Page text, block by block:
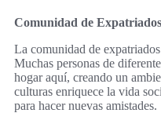
Comunidad de
La comunidad de
Muchas personas de
hogar aquí, creando un
culturas enriquece la vida
para hacer nuevas amistades.